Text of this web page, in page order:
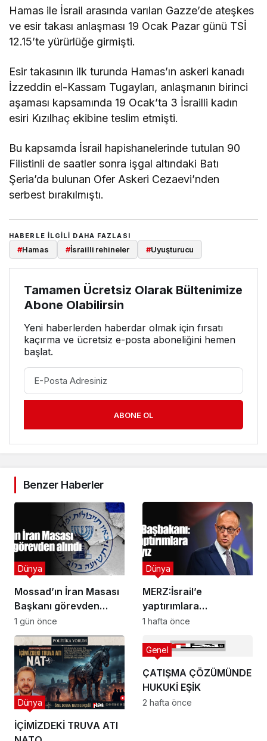
Hamas ile İsrail arasında varılan Gazze’de ateşkes
ve esir takası anlaşması 19 Ocak Pazar günü TSİ
12.15’te yürürlüğe girmişti.
Esir takasının ilk turunda Hamas’ın askeri kanadı
İzzeddin el-Kassam Tugayları, anlaşmanın birinci
aşaması kapsamında 19 Ocak’ta 3 İsrailli kadın
esiri Kızılhaç ekibine teslim etmişti.
Bu kapsamda İsrail hapishanelerinde tutulan 90
Filistinli de saatler sonra işgal altındaki Batı
Şeria’da bulunan Ofer Askeri Cezaevi’nden
serbest bırakılmıştı.
HABERLE ILGILI DAHA FAZLASI
#Hamas #İsrailli rehineler #Uyuşturucu
Tamamen Ücretsiz Olarak Bültenimize
Abone Olabilirsin
Yeni haberlerden haberdar olmak için fırsatı
kaçırma ve ücretsiz e-posta aboneliğini hemen
başlat.
ABONE OL
Benzer Haberler
Mossad’ın İran Masası
Başkanı görevden
alındı
Dünya
1 gün önce
MERZ:İsrail’e
yaptırımlara
katılamayız
Dünya
1 hafta önce
İÇİMİZDEKİ TRUVA ATI
Dünya
ÇATIŞMA ÇÖZÜMÜNDE
HUKUKİ EŞİK
Genel
2 hafta önce